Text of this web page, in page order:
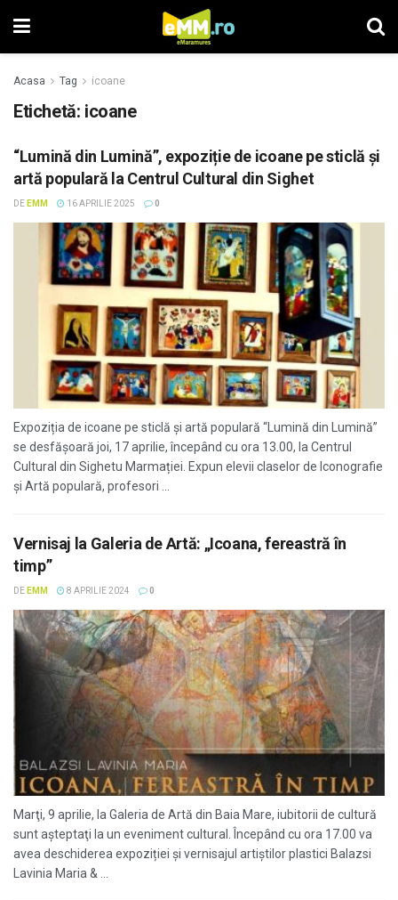
Acasa Tag icoane
Etichetă: icoane
“Lumină din Lumină”, expoziție de icoane pe sticlă și
artă populară la Centrul Cultural din Sighet
DE EMM 16 APRILIE 2025 0
Expoziția de icoane pe sticlă și artă populară “Lumină din Lumină”
se desfășoară joi, 17 aprilie, începând cu ora 13.00, la Centrul
Cultural din Sighetu Marmației. Expun elevii claselor de Iconografie
și Artă populară, profesori ...
Vernisaj la Galeria de Artă: „Icoana, fereastră în
timp”
DE EMM 8 APRILIE 2024 0
Marţi, 9 aprilie, la Galeria de Artă din Baia Mare, iubitorii de cultură
sunt aşteptaţi la un eveniment cultural. Începând cu ora 17.00 va
avea deschiderea expoziției și vernisajul artiștilor plastici Balazsi
Lavinia Maria & ...